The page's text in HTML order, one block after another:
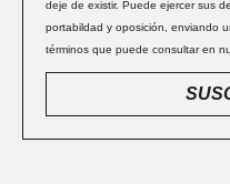
deje de existir. Puede ejercer sus
portabildad y oposición, enviando
términos que puede consultar en